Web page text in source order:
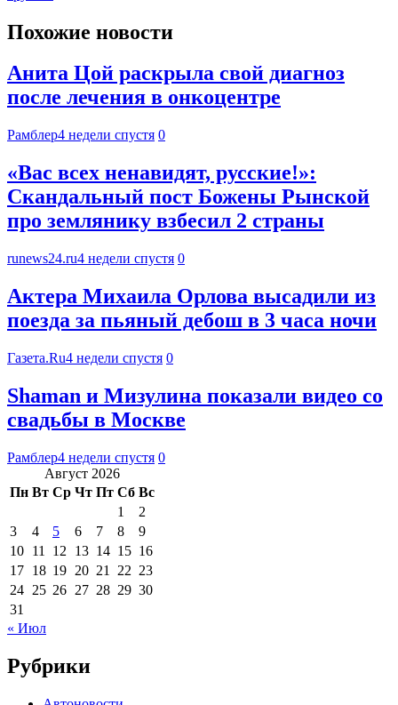
Похожие новости
Анита Цой раскрыла свой диагноз
после лечения в онкоцентре
Рамблер4 недели спустя 0
«Вас всех ненавидят, русские!»:
Скандальный пост Божены Рынской
про землянику взбесил 2 страны
runews24.ru4 недели спустя 0
Актера Михаила Орлова высадили из
поезда за пьяный дебош в 3 часа ночи
Газета.Ru4 недели спустя 0
Shaman и Мизулина показали видео со
свадьбы в Москве
Рамблер4 недели спустя 0
Август 2026
Пн Вт Ср Чт Пт Сб Вс
1
2
3
4 5 6 7 8
9
10 11 12 13 14 15 16
17 18 19 20 21 22 23
24 25 26 27 28 29 30
31
« Июл
Рубрики